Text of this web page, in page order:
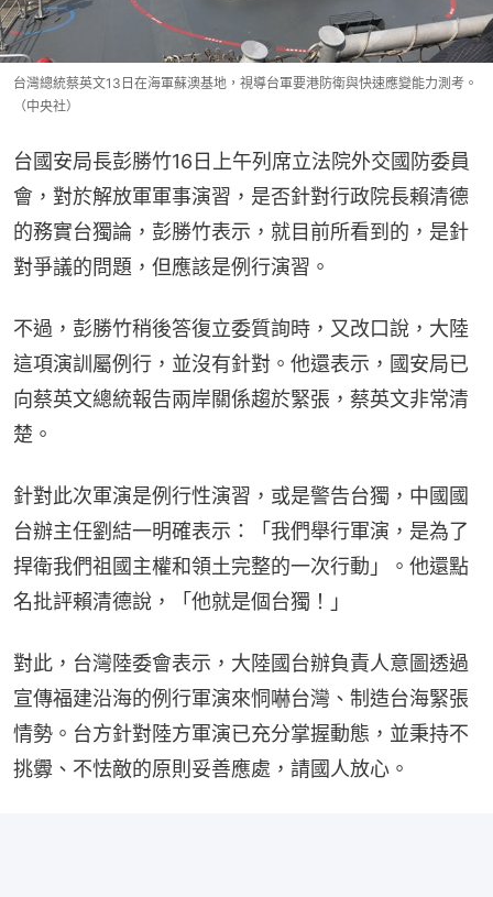
台灣總統蔡英文13日在海軍蘇澳基地，視導台軍要港防衛與快速應變能力測考。
（中央社）
台國安局長彭勝竹16日上午列席立法院外交國防委員
會，對於解放軍軍事演習，是否針對行政院長賴清德
的務實台獨論，彭勝竹表示，就目前所看到的，是針
對爭議的問題，但應該是例行演習。
不過，彭勝竹稍後答復立委質詢時，又改口說，大陸
這項演訓屬例行，並沒有針對。他還表示，國安局已
向蔡英文總統報告兩岸關係趨於緊張，蔡英文非常清
楚。
針對此次軍演是例行性演習，或是警告台獨，中國國
台辦主任劉結一明確表示：「我們舉行軍演，是為了
捍衛我們祖國主權和領土完整的一次行動」。他還點
名批評賴清德說，「他就是個台獨！」
對此，台灣陸委會表示，大陸國台辦負責人意圖透過
宣傳福建沿海的例行軍演來恫嚇台灣、制造台海緊張
情勢。台方針對陸方軍演已充分掌握動態，並秉持不
挑釁、不怯敵的原則妥善應處，請國人放心。